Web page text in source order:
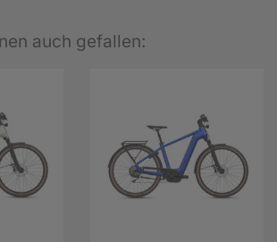
auch gefallen: